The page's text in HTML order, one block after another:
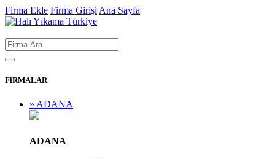
Firma Ekle Firma Girişi Ana Sayfa
FiRMALAR
» ADANA
ADANA